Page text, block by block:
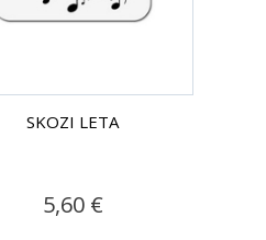
SKOZI LETA
5,60 €